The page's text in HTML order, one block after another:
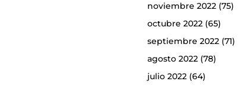
noviembre 2022 (75)
octubre 2022 (65)
septiembre 2022 (71)
agosto 2022 (78)
julio 2022 (64)